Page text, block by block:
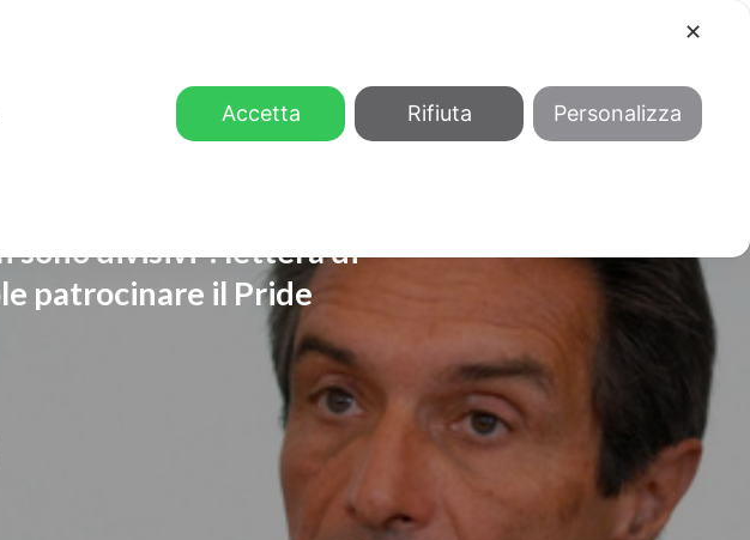
sono divisivi”: lettera di
patrocinare il Pride
✕
Accetta Rifiuta Personalizza